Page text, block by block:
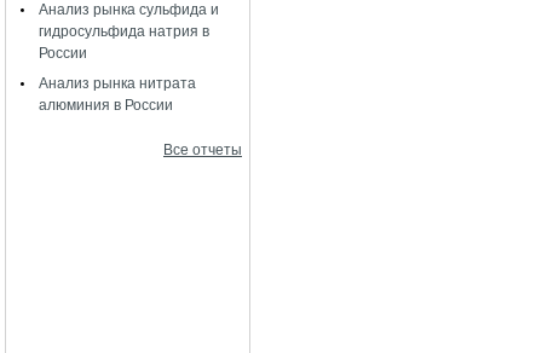
Анализ рынка сульфида и
гидросульфида натрия в
России
Анализ рынка нитрата
алюминия в России
Все отчеты